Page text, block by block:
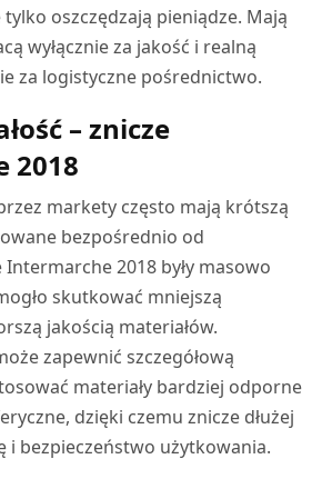
oszczędzają pieniądze. Mają
wyłącznie za jakość i realną
za logistyczne pośrednictwo.
– znicze
2018
markety często mają krótszą
bezpośrednio od
2018 były masowo
skutkować mniejszą
jakością materiałów.
zapewnić szczegółową
materiały bardziej odporne
dzięki czemu znicze dłużej
i bezpieczeństwo użytkowania.